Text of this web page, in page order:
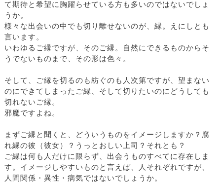
て期待と希望に胸躍らせている方も多いのではないでしょ
うか。
様々な出会いの中でも切り離せないのが、縁。えにしとも
言います。
いわゆるご縁ですが、そのご縁。自然にできるものからそ
うでないものまで、その形は色々。
そして、ご縁を切るのも紡ぐのも人次第ですが、望まない
のにできてしまったご縁、そして切りたいのにどうしても
切れないご縁。
邪魔ですよね。
まずご縁と聞くと、どういうものをイメージしますか？腐
れ縁の彼（彼女）？うっとおしい上司？それとも？
ご縁は何も人だけに限らず、出会うものすべてに存在しま
す。イメージしやすいものと言えば、人それぞれですが、
人間関係・異性・病気ではないでしょうか。